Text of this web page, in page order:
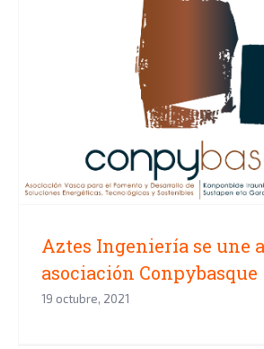
Aztes Ingeniería se
asociación
Aztes Ingeniería se une
asociación Conpybasque
19 octubre, 2021